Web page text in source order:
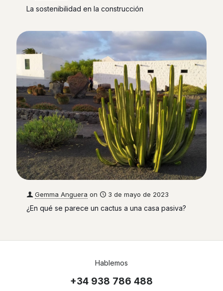
La sostenibilidad en la construcción
Gemma Anguera on 3 de mayo de 2023
¿En qué se parece un cactus a una casa pasiva?
Hablemos
+34 938 786 488